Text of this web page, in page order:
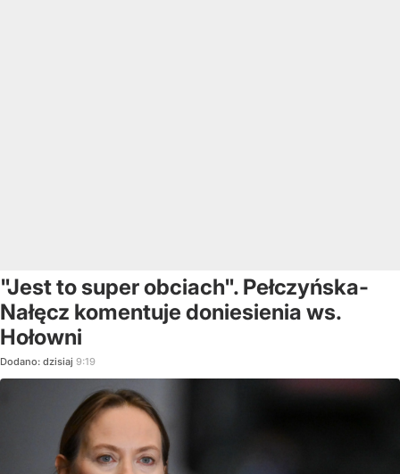
"Jest to super obciach". Pełczyńska-
Nałęcz komentuje doniesienia ws.
Hołowni
Dodano: dzisiaj 9:19